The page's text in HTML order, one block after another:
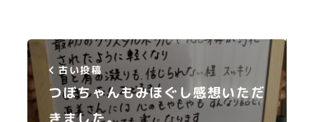
古い投稿
つぼちゃんもみほぐし感想いただ